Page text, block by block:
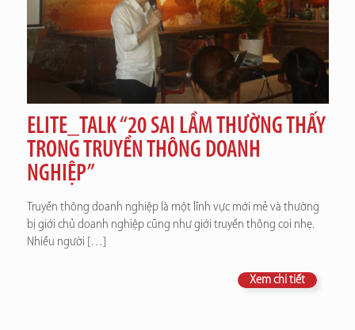
ELITE_TALK “20 SAI LẦM THƯỜNG THẤY
TRONG TRUYỀN THÔNG DOANH
NGHIỆP”
Truyền thông doanh nghiệp là một lĩnh vực mới mẻ và thường
bị giới chủ doanh nghiệp cũng như giới truyền thông coi nhẹ.
Nhiều người […]
Xem chi tiết